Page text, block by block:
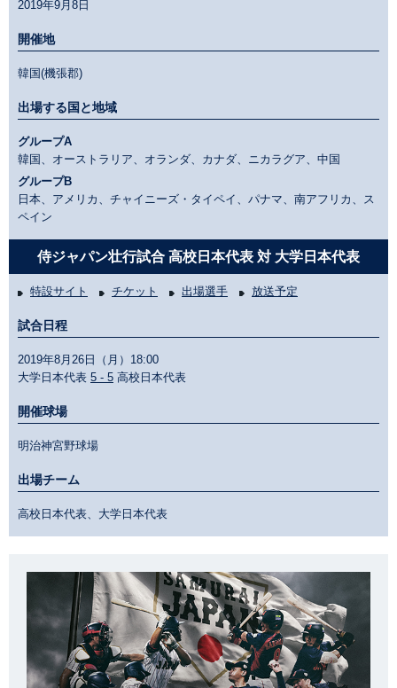
2019年9月8日
開催地
韓国(機張郡)
出場する国と地域
グループA
韓国、オーストラリア、オランダ、カナダ、ニカラグア、中国
グループB
日本、アメリカ、チャイニーズ・タイペイ、パナマ、南アフリカ、ス
ペイン
侍ジャパン壮行試合 高校日本代表 対 大学日本代表
特設サイト チケット 出場選手 放送予定
試合日程
2019年8月26日（月）18:00
大学日本代表 5 - 5 高校日本代表
開催球場
明治神宮野球場
出場チーム
高校日本代表、大学日本代表